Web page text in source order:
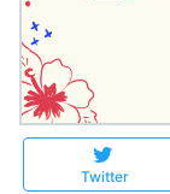
Twitter